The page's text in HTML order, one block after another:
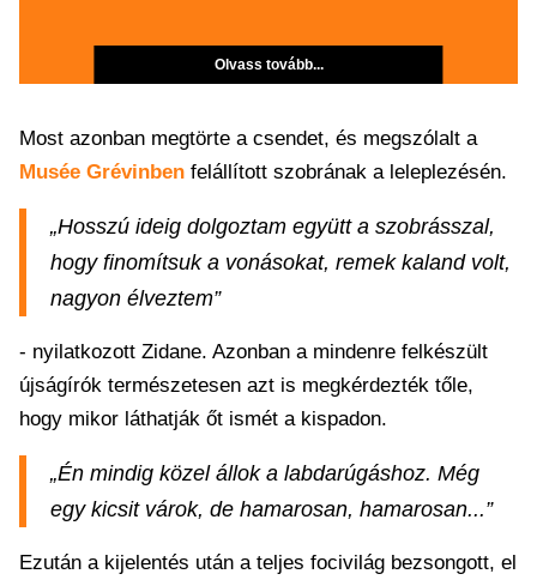
Olvass tovább...
Most azonban megtörte a csendet, és megszólalt a
Musée Grévinben felállított szobrának a leleplezésén.
„Hosszú ideig dolgoztam együtt a szobrásszal,
hogy finomítsuk a vonásokat, remek kaland volt,
nagyon élveztem”
- nyilatkozott Zidane. Azonban a mindenre felkészült
újságírók természetesen azt is megkérdezték tőle,
hogy mikor láthatják őt ismét a kispadon.
„Én mindig közel állok a labdarúgáshoz. Még
egy kicsit várok, de hamarosan, hamarosan...”
Ezután a kijelentés után a teljes focivilág bezsongott, el